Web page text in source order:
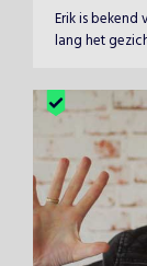
Erik is bekend
lang het